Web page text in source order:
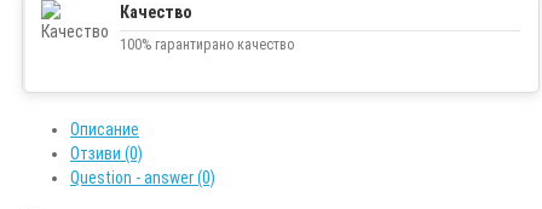
Качество
100% гарантирано качество
Описание
Отзиви (0)
Question - answer (0)